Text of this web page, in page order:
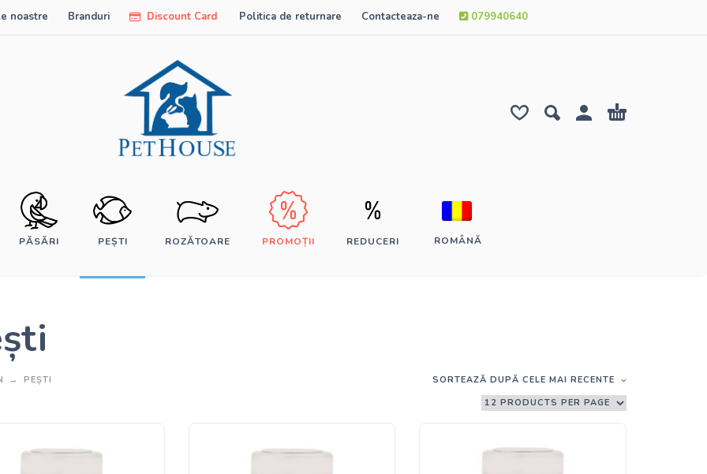
noastre Branduri Discount Card Politica de returnare Contacteaza-ne 079940640
PĂSĂRI PEȘTI ROZĂTOARE PROMOȚII REDUCERI ROMÂNĂ
PEȘTI SORTEAZĂ DUPĂ CELE MAI RECENTE